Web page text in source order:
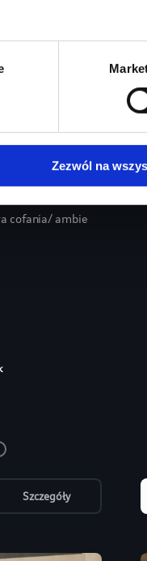
Zezwól na
cofania/ ambiente+/ 19″/
Szczegóły